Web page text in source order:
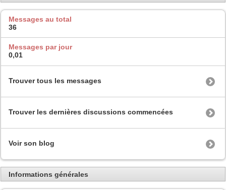
Messages au total
36
Messages par jour
0,01
Trouver tous les messages
Trouver les dernières discussions commencées
Voir son blog
Informations générales